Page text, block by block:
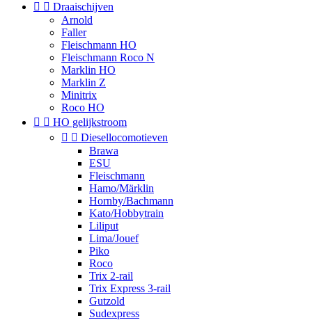
  Draaischijven
Arnold
Faller
Fleischmann HO
Fleischmann Roco N
Marklin HO
Marklin Z
Minitrix
Roco HO
  HO gelijkstroom
  Diesellocomotieven
Brawa
ESU
Fleischmann
Hamo/Märklin
Hornby/Bachmann
Kato/Hobbytrain
Liliput
Lima/Jouef
Piko
Roco
Trix 2-rail
Trix Express 3-rail
Gutzold
Sudexpress